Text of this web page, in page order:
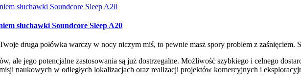
słuchawki Soundcore Sleep A20
druga połówka warczy w nocy niczym miś, to pewnie masz spory problem z
ale jego potencjalne zastosowania są już dostrzegalne. Możliwość szybkiego i celnego
naukowych w odległych lokalizacjach oraz realizacji projektów komercyjnych i